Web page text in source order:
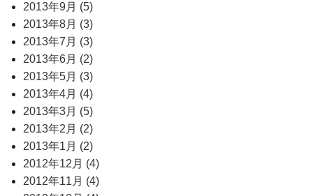
2013年9月 (5)
2013年8月 (3)
2013年7月 (3)
2013年6月 (2)
2013年5月 (3)
2013年4月 (4)
2013年3月 (5)
2013年2月 (2)
2013年1月 (2)
2012年12月 (4)
2012年11月 (4)